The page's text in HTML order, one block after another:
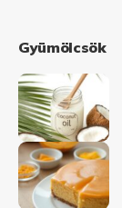
Gyümölcsök